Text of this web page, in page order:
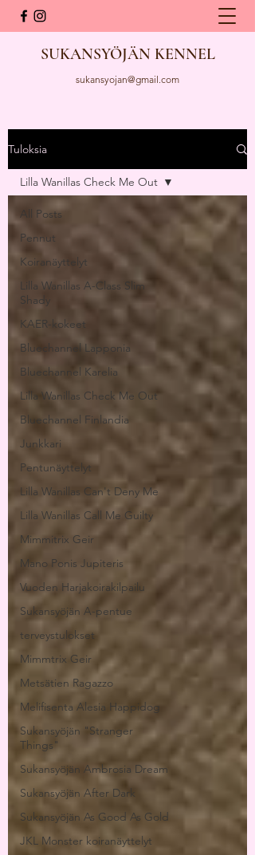
SUKANSYÖJÄN KENNEL
sukansyojan@gmail.com
Tuloksia
All Posts
Pennut
Koiranäyttelyt
Lilla Wanillas A-Class Slim
Shady
KAER-kokeet
Bluechannel Lapponia
Bluechannel Karelia
Lilla Wanillas Check Me Out
Bluechannel Finlandia
Junkkari
Pentunäyttelyt
Lilla Wanillas Can't Deny Me
Lilla Wanillas Call Me Guilty
Mimmitrix Geir
Mano Ponis Jupiteris
Vuoden Harjakoirakilpailu
Sukansyöjän A-pentue
terveystulokset
Mimmtrix Geir
Metsätien Ragazzo
Melifisenta Alesia Happidog
Sukansyöjän "Stranger
Things"
Sukansyöjän Ambrosia Dream
Sukansyöjän After Dark
Sukansyöjän As Good As Gold
JKL Monster koiranäyttelyt
Lilla Wanillas Check Me Out